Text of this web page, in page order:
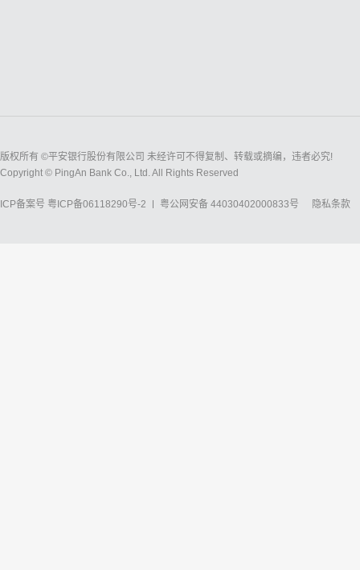
版权所有 ©平安银行股份有限公司 未经许可不得复制、转载或摘编，违者必究!
Copyright © PingAn Bank Co., Ltd. All Rights Reserved
ICP备案号 粤ICP备06118290号-2 粤公网安备 44030402000833号 隐私条款